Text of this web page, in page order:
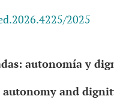
2025
autonomía y
autonomy and